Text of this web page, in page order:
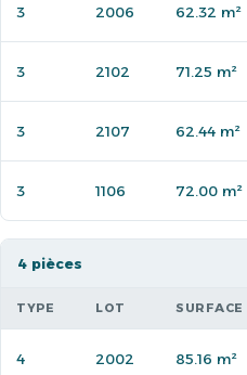
3 2006 62.32 m²
3 2102 71.25 m²
3 2107 62.44 m²
3 1106 72.00 m²
4 pièces
TYPE LOT SURFACE
4 2002 85.16 m²